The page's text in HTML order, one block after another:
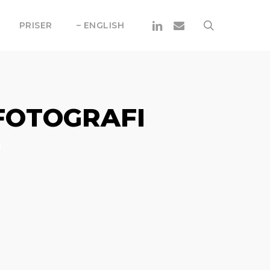
PRISER – ENGLISH Linkedin
Email